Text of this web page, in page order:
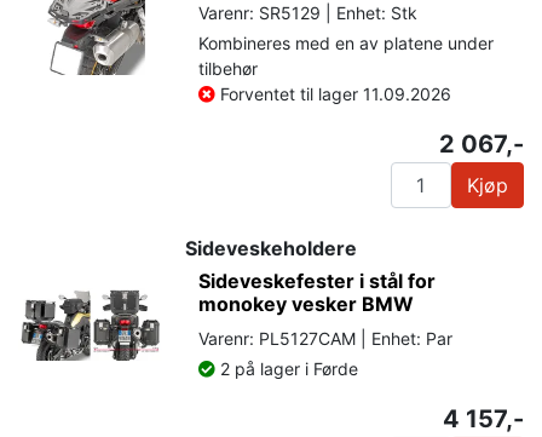
Varenr: SR5129 | Enhet: Stk
Kombineres med en av platene under
tilbehør
Forventet til lager 11.09.2026
2 067,-
Kjøp
Sideveskeholdere
Sideveskefester i stål for
monokey vesker BMW
Varenr: PL5127CAM | Enhet: Par
2 på lager i Førde
4 157,-